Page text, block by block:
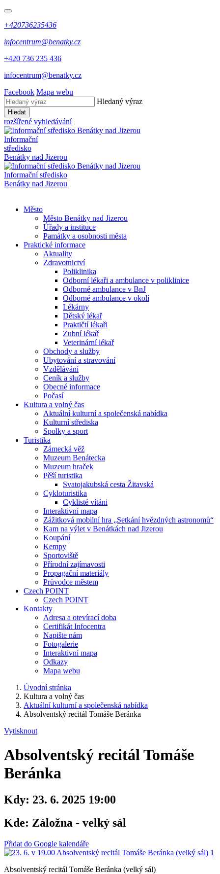
+420736235436
infocentrum@benatky.cz
+420 736 235 436
infocentrum@benatky.cz
Facebook Mapa webu
Hledaný výraz
Hledat
rozšířené vyhledávání
Informační
středisko
Benátky nad Jizerou
Informační středisko
Benátky nad Jizerou
Město
Město Benátky nad Jizerou
Úřady a instituce
Památky a osobnosti města
Praktické informace
Aktuality
Zdravotnictví
Poliklinika
Odborní lékaři a ambulance v poliklinice
Odborné ambulance v BnJ
Odborné ambulance v okolí
Lékárny
Dětský lékař
Praktičtí lékaři
Zubní lékař
Veterinární lékař
Obchody a služby
Ubytování a stravování
Vzdělávání
Ceník a služby
Obecné informace
Počasí
Kultura a volný čas
Aktuální kulturní a společenská nabídka
Kulturní střediska
Spolky a sport
Turistika
Zámecká věž
Muzeum Benátecka
Muzeum hraček
Pěší turistika
Svatojakubská cesta Žitavská
Cykloturistika
Cyklisté vítáni
Interaktivní mapa
Zážitková mobilní hra „Setkání hvězdných astronomů“
Kam na výlet v Benátkách nad Jizerou
Koupání
Kempy
Sportoviště
Přírodní zajímavosti
Propagační materiály
Průvodce městem
Czech POINT
Czech POINT
Kontakty
Adresa a otevírací doba
Certifikát Infocentra
Napište nám
Fotogalerie
Interaktivní mapa
Odkazy
Mapa webu
Úvodní stránka
Kultura a volný čas
Aktuální kulturní a společenská nabídka
Absolventský recitál Tomáše Beránka
Vytisknout
Absolventský recitál Tomáše
Beránka
Kdy: 23. 6. 2025 19:00
Kde: Záložna - velký sál
Přidat do Google kalendáře
Absolventský recitál Tomáše Beránka (velký sál)